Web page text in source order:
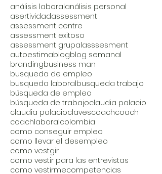
análisis laboralanálisis personal
asertividadassessment
assessment centre
assessment exitoso
assessment grupalasssesment
autoestimablogblog semanal
brandingbusiness man
busqueda de empleo
busqueda laboralbusqueda trabajo
búsqueda de empleo
búsqueda de trabajoclaudia palacio
claudia palacioclavescoachcoach
coachlaboralcolombia
como conseguir empleo
como llevar el desempleo
como vestgir
como vestir para las entrevistas
como vestirmecompetencias